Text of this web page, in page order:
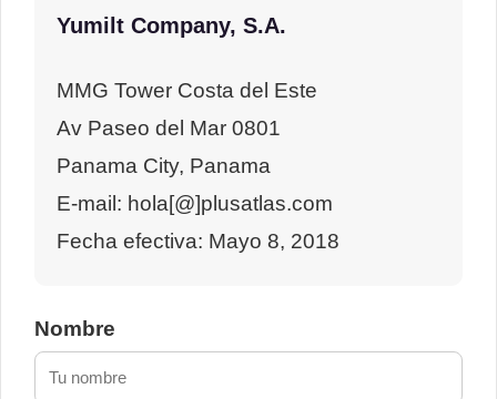
Yumilt Company, S.A.
MMG Tower Costa del Este
Av Paseo del Mar 0801
Panama City, Panama
E-mail: hola[@]plusatlas.com
Fecha efectiva: Mayo 8, 2018
Nombre